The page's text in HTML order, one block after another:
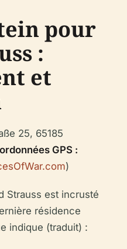
pour
:
et
25, 65185
GPS :
)
Strauss est incrusté
résidence
indique (traduit) :